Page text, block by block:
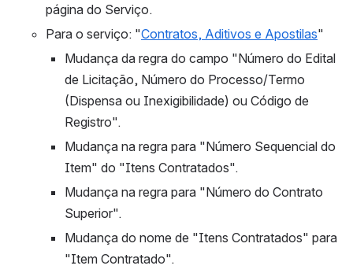
página do Serviço.
Para o serviço: "Contratos, Aditivos e Apostilas"
Mudança da regra do campo "Número do Edital
de Licitação, Número do Processo/Termo
(Dispensa ou Inexigibilidade) ou Código de
Registro".
Mudança na regra para "Número Sequencial do
Item" do "Itens Contratados".
Mudança na regra para "Número do Contrato
Superior".
Mudança do nome de "Itens Contratados" para
"Item Contratado".